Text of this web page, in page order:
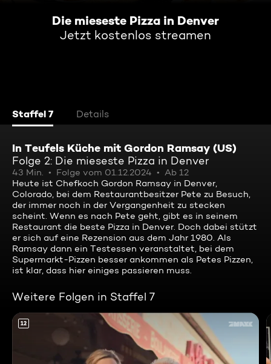
Die mieseste Pizza in Denver
Jetzt kostenlos streamen
Staffel 7 Details
In Teufels Küche mit Gordon Ramsay (US)
Folge 2: Die mieseste Pizza in Denver
43 Min. Folge vom 01.12.2024
Ab 12
Heute ist Chefkoch Gordon Ramsay in Denver,
Colorado, bei dem Restaurantbesitzer Pete zu Besuch,
der immer noch in der Vergangenheit zu stecken
scheint. Wenn es nach Pete geht, gibt es in seinem
Restaurant die beste Pizza in Denver. Doch dabei stützt
er sich auf eine Rezension aus dem Jahr 1980. Als
Ramsay dann ein Testessen veranstaltet, bei dem
Supermarkt-Pizzen besser ankommen als Petes Pizzen,
ist klar, dass hier einiges passieren muss.
Weitere Folgen in Staffel 7
12